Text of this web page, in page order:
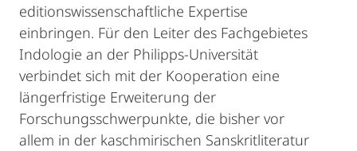
editionswissenschaftliche Expertise
einbringen. Für den Leiter des Fachgebietes
Indologie an der Philipps-Universität
verbindet sich mit der Kooperation eine
längerfristige Erweiterung der
Forschungsschwerpunkte, die bisher vor
allem in der kaschmirischen Sanskritliteratur